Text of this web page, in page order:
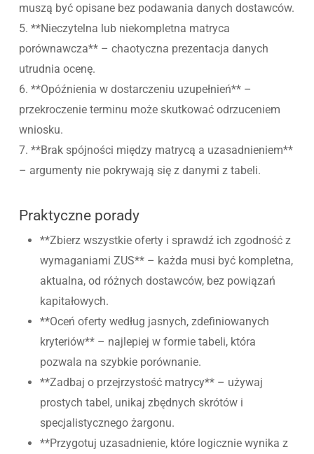
muszą być opisane bez podawania danych dostawców.
5. **Nieczytelna lub niekompletna matryca
porównawcza** – chaotyczna prezentacja danych
utrudnia ocenę.
6. **Opóźnienia w dostarczeniu uzupełnień** –
przekroczenie terminu może skutkować odrzuceniem
wniosku.
7. **Brak spójności między matrycą a uzasadnieniem**
– argumenty nie pokrywają się z danymi z tabeli.
Praktyczne porady
**Zbierz wszystkie oferty i sprawdź ich zgodność z
wymaganiami ZUS** – każda musi być kompletna,
aktualna, od różnych dostawców, bez powiązań
kapitałowych.
**Oceń oferty według jasnych, zdefiniowanych
kryteriów** – najlepiej w formie tabeli, która
pozwala na szybkie porównanie.
**Zadbaj o przejrzystość matrycy** – używaj
prostych tabel, unikaj zbędnych skrótów i
specjalistycznego żargonu.
**Przygotuj uzasadnienie, które logicznie wynika z